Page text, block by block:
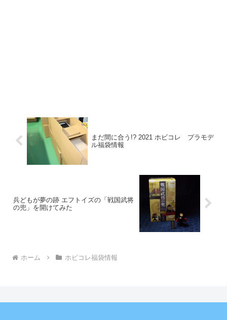
まだ間に合う!? 2021 ホビコレ プラモデ
ル福袋情報
兵どもが夢の跡 エフトイズの「戦国武将
の兜」を開けてみた
ホーム ホビコレ福袋情報